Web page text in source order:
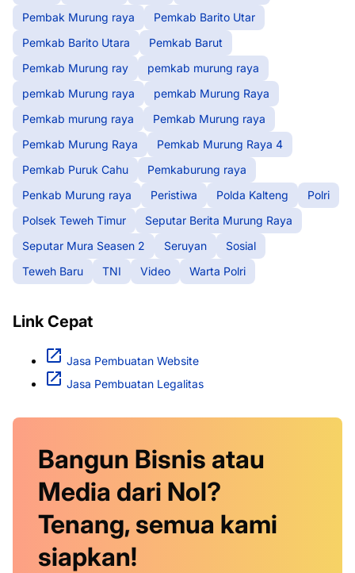
Pembak Murung raya
Pemkab Barito Utar
Pemkab Barito Utara
Pemkab Barut
Pemkab Murung ray
pemkab murung raya
pemkab Murung raya
pemkab Murung Raya
Pemkab murung raya
Pemkab Murung raya
Pemkab Murung Raya
Pemkab Murung Raya 4
Pemkab Puruk Cahu
Pemkaburung raya
Penkab Murung raya
Peristiwa Polda Kalteng
Polri
Polsek Teweh Timur
Seputar Berita Murung Raya
Seputar Mura Seasen 2
Seruyan
Sosial
Teweh Baru
TNI Video Warta Polri
Link Cepat
Jasa Pembuatan Website
Jasa Pembuatan Legalitas
Bangun Bisnis atau
Media dari Nol?
Tenang, semua kami
siapkan!